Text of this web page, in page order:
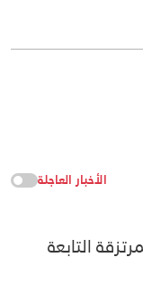
الأخبار العاجلة
التابعة